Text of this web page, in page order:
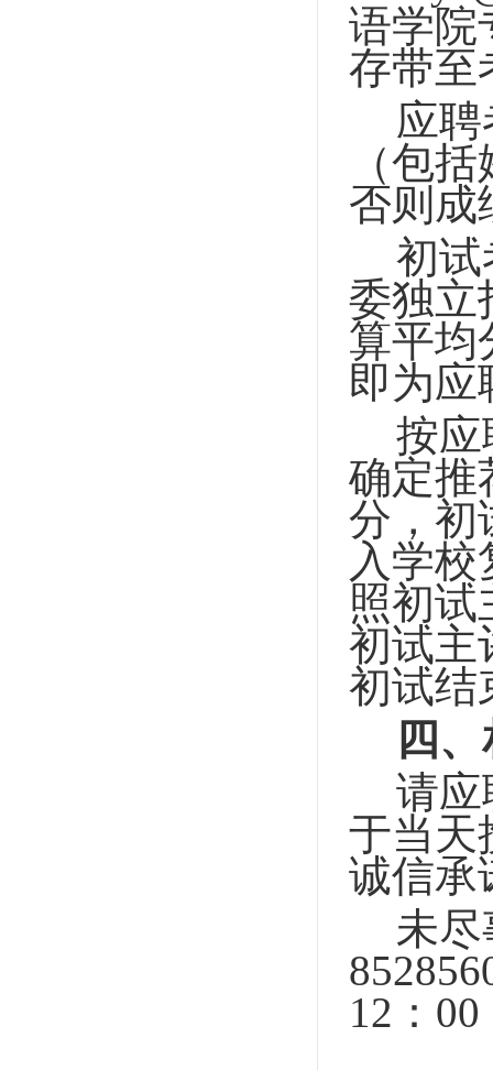
语学院
存带至
应
（包
否则成
初试
委独立
算平均
即为应
按应
确定推
分，初
入学
照初试
初试主
初试结
四
请应
于当天
诚信承
未
12 ： 00